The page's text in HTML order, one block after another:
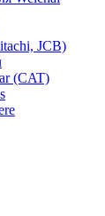
JCB)
(CAT)